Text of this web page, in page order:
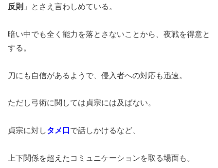
反則 」とさえ言わしめている。
暗い中でも全く能力を落とさないことから、夜戦を得意と
する。
刀にも自信があるようで、侵入者への対応も迅速。
ただし弓術に関しては貞宗には及ばない。
貞宗に対しタメ口 で話しかけるなど、
上下関係を超えたコミュニケーションを取る場面も。